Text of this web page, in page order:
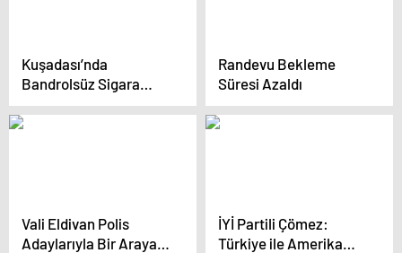
Kuşadası’nda
Bandrolsüz Sigara
Operasyonu
Randevu Bekleme
Süresi Azaldı
Vali Eldivan Polis
Adaylarıyla Bir Araya
İYİ Partili Çömez:
Türkiye ile Amerika